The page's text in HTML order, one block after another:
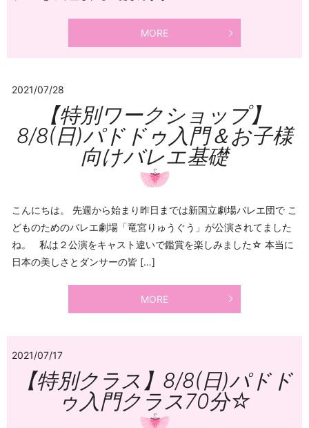
MORE
2021/07/28
【特別ワークショップ】
8/8(日)パドドゥ入門＆お子様
向けバレエ基礎
こんにちは。 先週から始まり昨日までは新国立劇場バレエ団で こ
どものためのバレエ劇場「竜宮りゅうぐう」が公演されてました
ね。 私は２公演をキャスト違いで鑑賞を楽しみました☆ 本当に
日本の美しさとダンサーの皆 […]
MORE
2021/07/17
【特別クラス】8/8(日)パドド
ゥ入門クラス70分☆